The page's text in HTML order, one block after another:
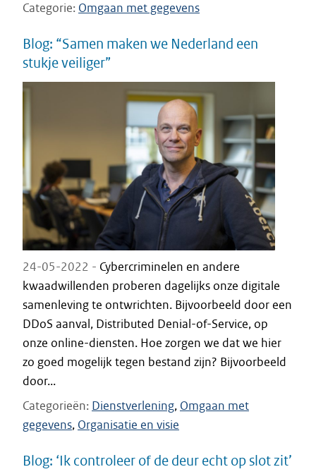
Categorie Omgaan met gegevens
Blog: “Samen maken we Nederland een
stukje veiliger”
24-05-2022 - Cybercriminelen en andere
kwaadwillenden proberen dagelijks onze digitale
samenleving te ontwrichten. Bijvoorbeeld door een
DDoS aanval, Distributed Denial-of-Service, op
onze online-diensten. Hoe zorgen we dat we hier
zo goed mogelijk tegen bestand zijn? Bijvoorbeeld
door...
Categorieën Dienstverlening Omgaan met
gegevens Organisatie en visie
Blog: ‘Ik controleer of de deur echt op slot zit’